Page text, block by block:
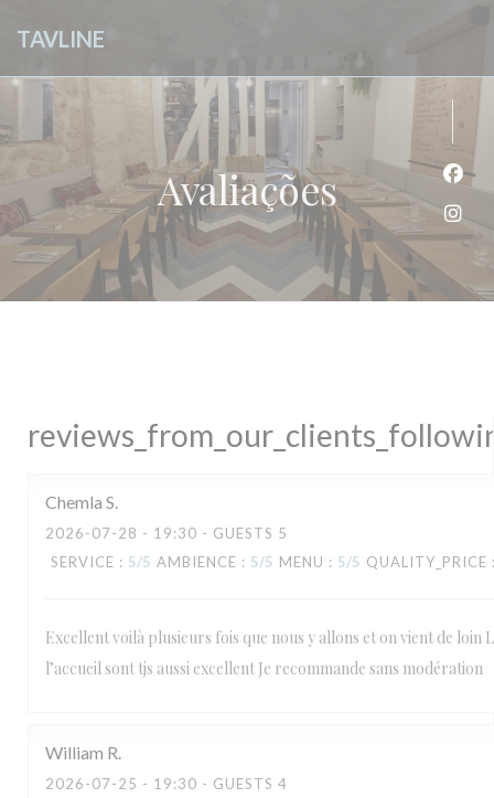
TAVLINE
Avaliações
Chemla S
2026-07-28 - 19:30 - GUESTS 5
SERVICE : 5/5 AMBIENCE : 5/5 MENU : 5/5 QUALITY_PRICE
Excellent voilà plusieurs fois que nous y allons et on vient de loin
l’accueil sont tjs aussi excellent Je recommande sans modération
William R
2026-07-25 - 19:30 - GUESTS 4